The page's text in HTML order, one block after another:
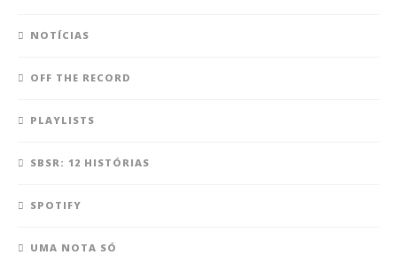
NOTÍCIAS
OFF THE RECORD
PLAYLISTS
SBSR: 12 HISTÓRIAS
SPOTIFY
UMA NOTA SÓ